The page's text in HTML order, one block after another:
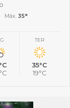
Máx. 35°
TER
35°C
19°C